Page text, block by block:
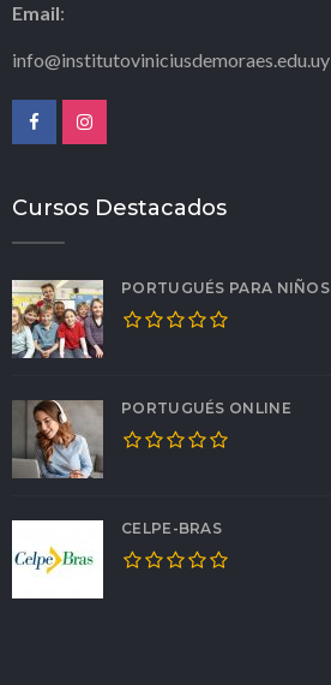
Email:
info@institutoviniciusdemoraes.edu.uy
Cursos Destacados
PORTUGUÉS PARA NIÑOS
PORTUGUÉS ONLINE
CELPE-BRAS